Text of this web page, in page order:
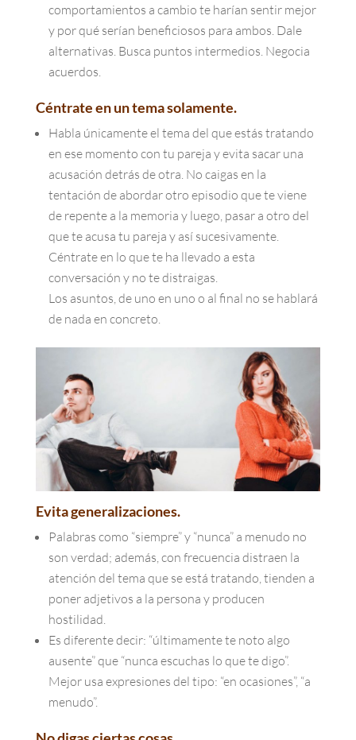
comportamientos a cambio te harían sentir mejor
y por qué serían beneficiosos para ambos. Dale
alternativas. Busca puntos intermedios. Negocia
acuerdos.
Céntrate en un tema solamente.
Habla únicamente el tema del que estás tratando
en ese momento con tu pareja y evita sacar una
acusación detrás de otra. No caigas en la
tentación de abordar otro episodio que te viene
de repente a la memoria y luego, pasar a otro del
que te acusa tu pareja y así sucesivamente.
Céntrate en lo que te ha llevado a esta
conversación y no te distraigas.
Los asuntos, de uno en uno o al final no se hablará
de nada en concreto.
Evita generalizaciones.
Palabras como “siempre” y “nunca” a menudo no
son verdad; además, con frecuencia distraen la
atención del tema que se está tratando, tienden a
poner adjetivos a la persona y producen
hostilidad.
Es diferente decir: “últimamente te noto algo
ausente” que “nunca escuchas lo que te digo”.
Mejor usa expresiones del tipo: “en ocasiones”, “a
menudo”.